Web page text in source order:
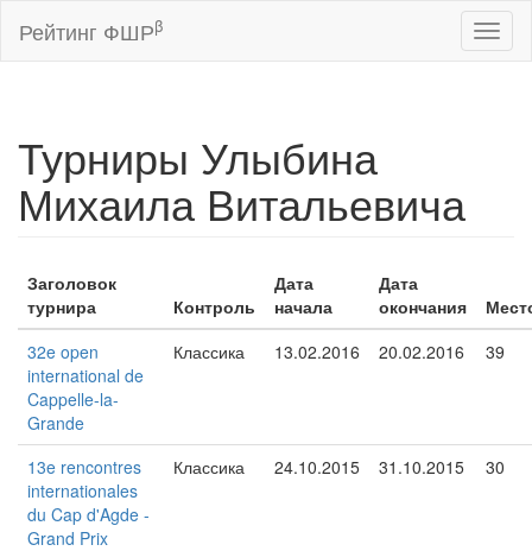
Рейтинг ФШРβ
Турниры Улыбина
Михаила Витальевича
Заголовок
турнира
Контроль
Дата
начала
Дата
окончания
32e open
international de
Cappelle-la-
Grande
Классика 13.02.2016 20.02.2016 39
13e rencontres
internationales
du Cap d'Agde -
Grand Prix
Классика 24.10.2015 31.10.2015 30